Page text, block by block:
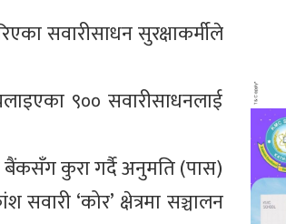
सवारीसाधन सुरक्षाकर्मीले
९०० सवारीसाधनलाई
बैंकसँग कुरा गर्दै अनुमति (पास)
‘कोर’ क्षेत्रमा सञ्चालन